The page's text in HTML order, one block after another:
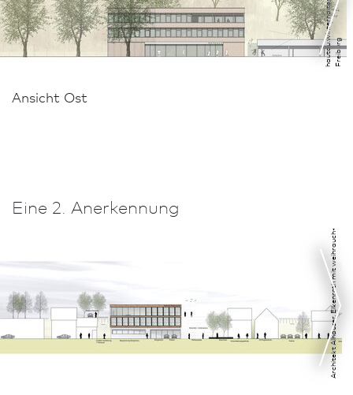
g
Ansicht Ost
Eine 2. Anerkennung Architekt Alhäuser. Elkenroth mit weihrauch+fischer GmbH, Solingen